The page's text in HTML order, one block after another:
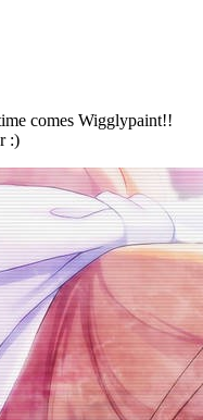
comes Wigglypaint!!
:)